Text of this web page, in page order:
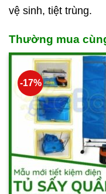
vệ sinh, tiệt trùng.
Thường mua
-17%